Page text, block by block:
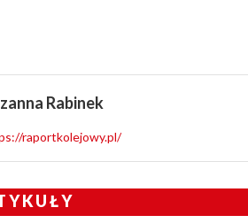
Rabinek
raportkolejowy.pl/